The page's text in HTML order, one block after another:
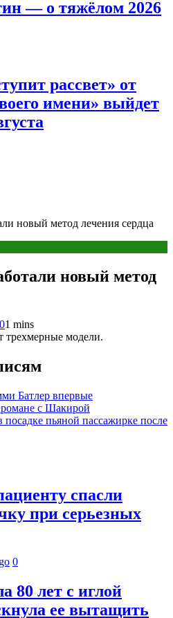
— о тяжёлом 2026
рассвет» от
имени» выйдет
новый метод лечения сердца
новый метод
01 mins
трехмерные модели.
Батлер впервые
с Шакирой
посадке пьяной пассажирке после
спасли
при серьезных
0
80 лет с иглой
ее вытащить